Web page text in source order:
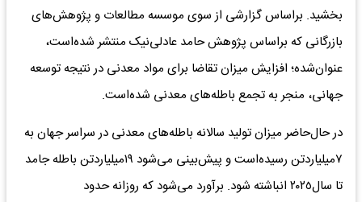
بخشید. براساس گزارشی از سوی موسسه مطالعات و پژوهش‌های
بازرگانی که براساس پژوهش حامد عادلی‌نیک‌ منتشر شده‌است،
عنوان‌شده؛ افزایش‌ میزان‌ تقاضا برای‌ مواد معدنی‌ در نتیجه‌ توسعه‌
جهانی‌، منجر به‌ تجمع‌ باطله‌های‌ معدنی‌ شده‌است.
در حال‌حاضر میزان‌ تولید سالانه‌ باطله‌های‌ معدنی‌ در سراسر جهان‌ به‌
٧‌میلیارد‌تن رسیده‌است‌ و پیش‌بینی‌ می‌شود ١٩‌میلیارد‌تن باطله‌ جامد
تا سال‌٢٠٢٥ انباشته‌ شود. برآورد می‌شود که‌ روزانه‌ حدود